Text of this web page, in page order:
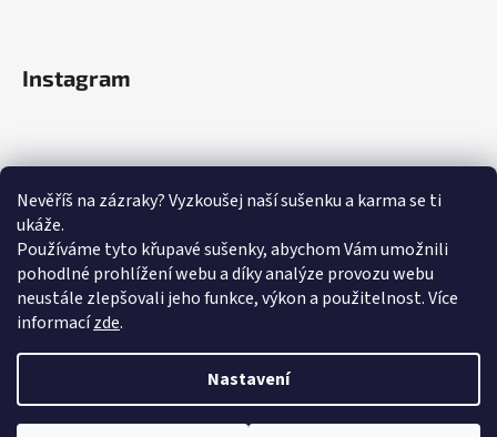
Nevěříš na zázraky? Vyzkoušej naší sušenku a karma se ti
ukáže.
Používáme tyto křupavé sušenky, abychom Vám umožnili
pohodlné prohlížení webu a díky analýze provozu webu
neustále zlepšovali jeho funkce, výkon a použitelnost.Více
informacízde.
Nastavení
Instagram
Sledovat na Instagramu